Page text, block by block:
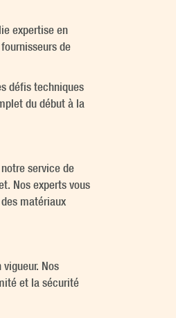
expertise en
de
défis techniques
du début à la
service de
Nos experts vous
matériaux
Nos
et la sécurité